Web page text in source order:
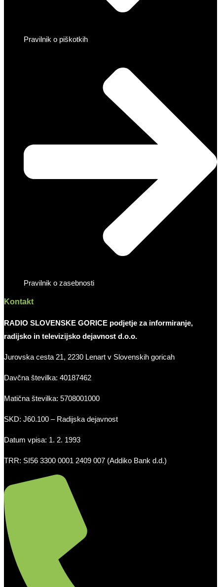
Pravilnik o piškotkih
Pravilnik o zasebnosti
Kontakt
RADIO SLOVENSKE GORICE podjetje za informiranje,
radijsko in televizijsko dejavnost d.o.o.
Jurovska cesta 21, 2230 Lenart v Slovenskih goricah
Davčna številka: 40187462
Matična številka: 5708001000
SKD: J60.100 – Radijska dejavnost
Datum vpisa: 1. 2. 1993
TRR: SI56 3300 0001 2409 007 (Addiko Bank d.d.)